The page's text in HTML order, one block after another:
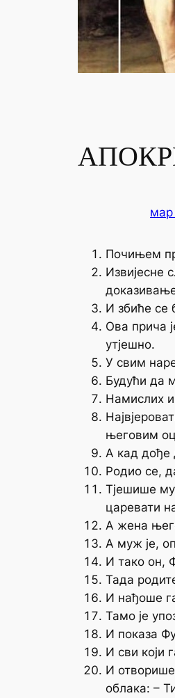
мар
Почињем
Извијесне
И збиће се
Ова прича
утјешно.
У свим
Будући да
Намислих
његовим
А кад дође
Родио се,
Тјешише
царевати
А жена
А муж је,
И тако он,
Тада
И нађоше
Тамо је
И показа
И сви који
И
облака: –